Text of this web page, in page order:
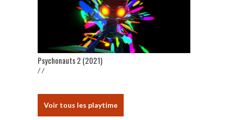
Psychonauts 2 (2021)
/ /
Voir tous les playtime